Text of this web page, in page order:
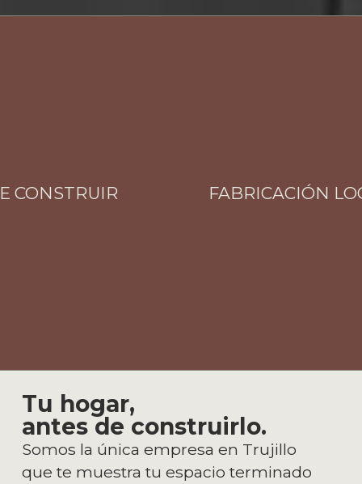
FABRICACIÓN LOCAL
Tu hogar,
antes de construirlo.
Somos la única empresa en Trujillo
que te muestra tu espacio terminado